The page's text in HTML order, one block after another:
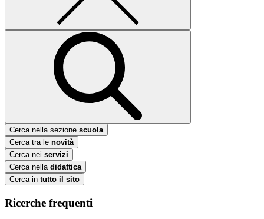
Cerca nella sezione scuola
Cerca tra le novità
Cerca nei servizi
Cerca nella didattica
Cerca in tutto il sito
Ricerche frequenti